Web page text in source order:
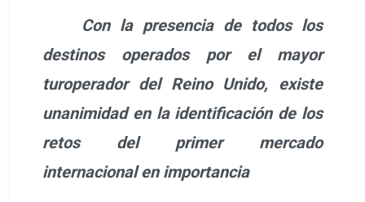
Con la presencia de todos los
destinos operados por el mayor
turoperador del Reino Unido, existe
unanimidad en la identificación de los
retos del primer mercado
internacional en importancia